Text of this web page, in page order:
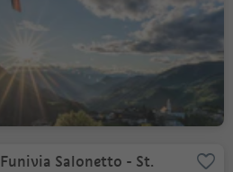
Collepietra
Facile 300 m
Salita durata
Funivia Salonetto - St.